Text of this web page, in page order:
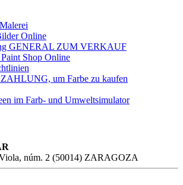
Online
GENERAL ZUM VERKAUF
Shop Online
um Farbe zu kaufen
im Farb- und Umweltsimulator
núm. 2 (50014) ZARAGOZA